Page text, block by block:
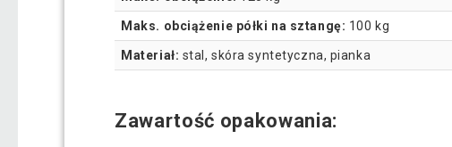
Maks. obciążenie półki na sztangę: 100 kg
Materiał: stal, skóra syntetyczna, pianka
Zawartość opakowania: